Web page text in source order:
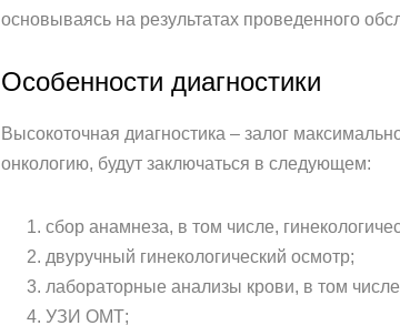
основываясь на результатах проведенного
Особенности диагностики
Высокоточная диагностика – залог
онкологию, будут заключаться в следующем:
сбор анамнеза, в том числе,
двуручный гинекологический осмотр;
лабораторные анализы крови, в том
УЗИ ОМТ;